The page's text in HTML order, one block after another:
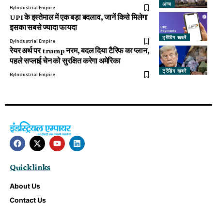
अन्य
ByIndustrial Empire
ट्रेंडिंग खबरें
UPI के इस्तेमाल में एक बड़ा बदलाव, जानें किसे मिलेगा
इसका सबसे ज्यादा फायदा
ByIndustrial Empire
ट्रेंडिंग खबरें
रेयर अर्थ पर trump नरम, बदल दिया टैरिफ का प्लान,
पहले सप्लाई चेन को सुरक्षित करेगा अमेरिका
ByIndustrial Empire
Quick links
About Us
Contact Us